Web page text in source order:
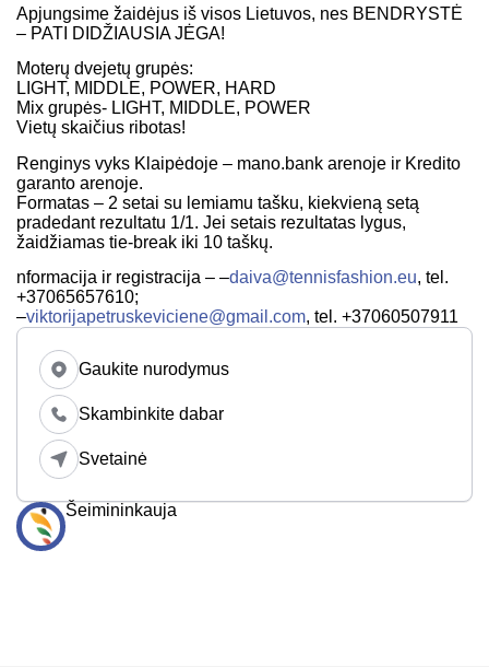
Apjungsime žaidėjus iš visos Lietuvos, nes BENDRYSTĖ
– PATI DIDŽIAUSIA JĖGA!
Moterų dvejetų grupės:
LIGHT, MIDDLE, POWER, HARD
Mix grupės- LIGHT, MIDDLE, POWER
Vietų skaičius ribotas!
Renginys vyks Klaipėdoje – mano.bank arenoje ir Kredito
garanto arenoje.
Formatas – 2 setai su lemiamu tašku, kiekvieną setą
pradedant rezultatu 1/1. Jei setais rezultatas lygus,
žaidžiamas tie-break iki 10 taškų.
nformacija ir registracija – –daiva@tennisfashion.eu, tel.
+37065657610;
–viktorijapetruskeviciene@gmail.com, tel. +37060507911
Gaukite nurodymus
Skambinkite dabar
Svetainė
Šeimininkauja